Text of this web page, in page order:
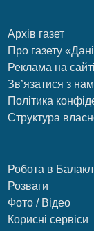
Архів газет
Про газету
Реклама на сайті
Зв’язатися з
Політика
Структура
Робота в
Розваги
Фото / Відео
Корисні сервіси